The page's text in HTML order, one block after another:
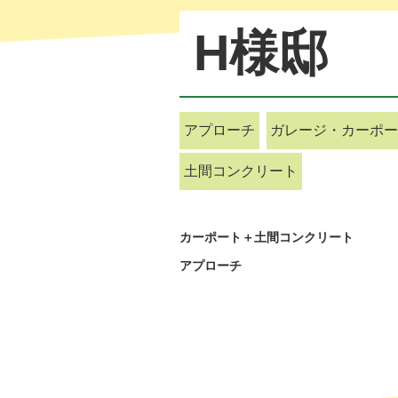
H様邸
アプローチ ガレージ・カーポ
土間コンクリート
カーポート＋土間コンクリート
アプローチ